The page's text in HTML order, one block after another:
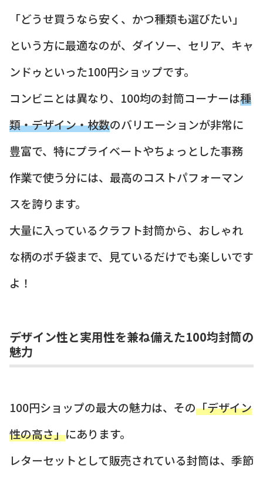
「どうせ買うなら安く、かつ種類も選びたい」
という方に最適なのが、ダイソー、セリア、キャ
ンドゥといった100円ショップです。
コンビニとは異なり、100均の封筒コーナーは種
類・デザイン・枚数のバリエーションが非常に
豊富で、特にプライベートやちょっとした事務
作業で使う分には、最高のコストパフォーマン
スを誇ります。
大量に入っているクラフト封筒から、おしゃれ
な柄のポチ袋まで、見ているだけでも楽しいです
よ！
デザイン性と実用性を兼ね備えた100均封筒の
魅力
100円ショップの最大の魅力は、その「デザイン
性の高さ」にあります。
レターセットとして販売されている封筒は、季節